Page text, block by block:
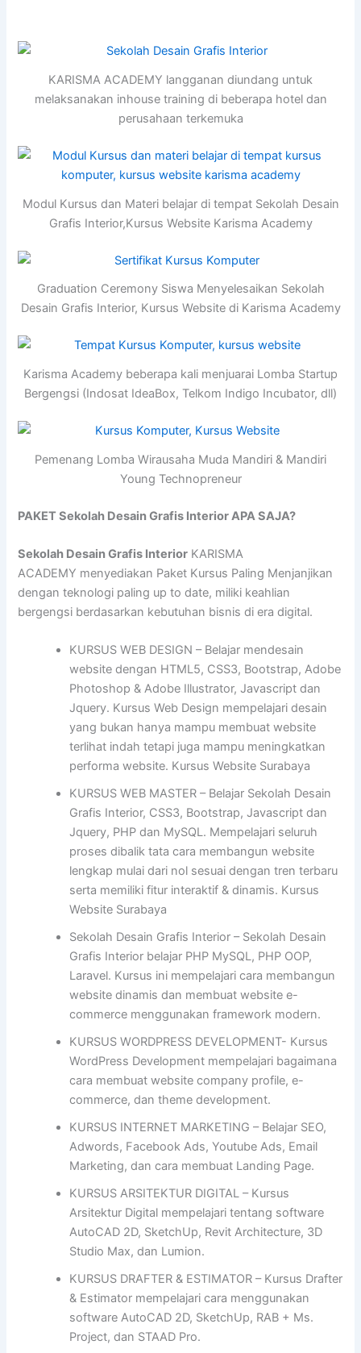
KARISMA ACADEMY langganan diundang untuk
melaksanakan inhouse training di beberapa hotel dan
perusahaan terkemuka
Modul Kursus dan Materi belajar di tempat Sekolah Desain
Grafis Interior,Kursus Website Karisma Academy
Graduation Ceremony Siswa Menyelesaikan Sekolah
Desain Grafis Interior, Kursus Website di Karisma Academy
Karisma Academy beberapa kali menjuarai Lomba Startup
Bergengsi (Indosat IdeaBox, Telkom Indigo Incubator, dll)
Pemenang Lomba Wirausaha Muda Mandiri & Mandiri
Young Technopreneur
PAKET Sekolah Desain Grafis Interior APA SAJA?
Sekolah Desain Grafis Interior KARISMA
ACADEMY menyediakan Paket Kursus Paling Menjanjikan
dengan teknologi paling up to date, miliki keahlian
bergengsi berdasarkan kebutuhan bisnis di era digital.
KURSUS WEB DESIGN – Belajar mendesain
website dengan HTML5, CSS3, Bootstrap, Adobe
Photoshop & Adobe Illustrator, Javascript dan
Jquery. Kursus Web Design mempelajari desain
yang bukan hanya mampu membuat website
terlihat indah tetapi juga mampu meningkatkan
performa website. Kursus Website Surabaya
KURSUS WEB MASTER – Belajar Sekolah Desain
Grafis Interior, CSS3, Bootstrap, Javascript dan
Jquery, PHP dan MySQL. Mempelajari seluruh
proses dibalik tata cara membangun website
lengkap mulai dari nol sesuai dengan tren terbaru
serta memiliki fitur interaktif & dinamis. Kursus
Website Surabaya
Sekolah Desain Grafis Interior – Sekolah Desain
Grafis Interior belajar PHP MySQL, PHP OOP,
Laravel. Kursus ini mempelajari cara membangun
website dinamis dan membuat website e-
commerce menggunakan framework modern.
KURSUS WORDPRESS DEVELOPMENT- Kursus
WordPress Development mempelajari bagaimana
cara membuat website company profile, e-
commerce, dan theme development.
KURSUS INTERNET MARKETING – Belajar SEO,
Adwords, Facebook Ads, Youtube Ads, Email
Marketing, dan cara membuat Landing Page.
KURSUS ARSITEKTUR DIGITAL – Kursus
Arsitektur Digital mempelajari tentang software
AutoCAD 2D, SketchUp, Revit Architecture, 3D
Studio Max, dan Lumion.
KURSUS DRAFTER & ESTIMATOR – Kursus Drafter
& Estimator mempelajari cara menggunakan
software AutoCAD 2D, SketchUp, RAB + Ms.
Project, dan STAAD Pro.